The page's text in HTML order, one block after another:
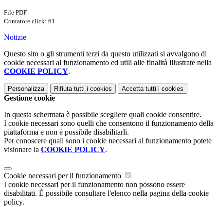
File PDF
Contatore click: 61
Notizie
Questo sito o gli strumenti terzi da questo utilizzati si avvalgono di
cookie necessari al funzionamento ed utili alle finalità illustrate nella
COOKIE POLICY.
Personalizza Rifiuta tutti i cookies Accetta tutti i cookies
Gestione cookie
In questa schermata è possibile scegliere quali cookie consentire.
I cookie necessari sono quelli che consentono il funzionamento della
piattaforma e non è possibile disabilitarli.
Per conoscere quali sono i cookie necessari al funzionamento potete
visionare la COOKIE POLICY.
Cookie necessari per il funzionamento
I cookie necessari per il funzionamento non possono essere
disabilitati. È possibile consultare l'elenco nella pagina della cookie
policy.